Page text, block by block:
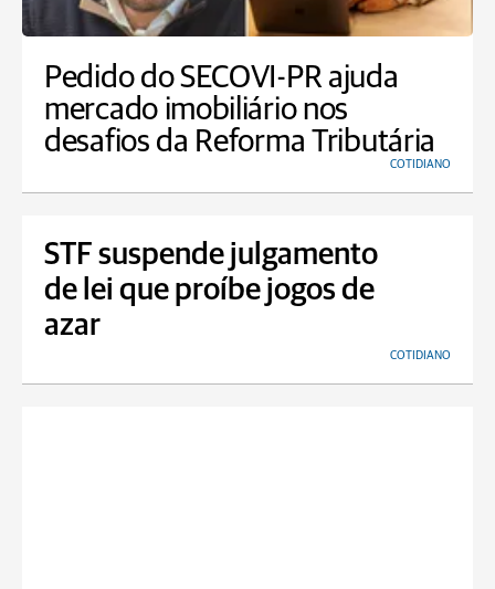
Pedido do SECOVI-PR ajuda
mercado imobiliário nos
desafios da Reforma Tributária
COTIDIANO
STF suspende julgamento
de lei que proíbe jogos de
azar
COTIDIANO